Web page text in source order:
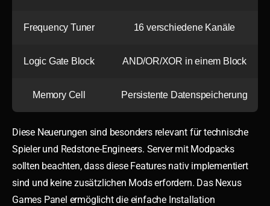
Frequency Tuner 16 verschiedene Kanäle
Logic Gate Block AND/OR/XOR in einem Block
Memory Cell Persistente Datenspeicherung
Diese Neuerungen sind besonders relevant für technische
Spieler und Redstone-Engineers. Server mit Modpacks
sollten beachten, dass diese Features nativ implementiert
sind und keine zusätzlichen Mods erfordern. Das Nexus
Games Panel ermöglicht die einfache Installation